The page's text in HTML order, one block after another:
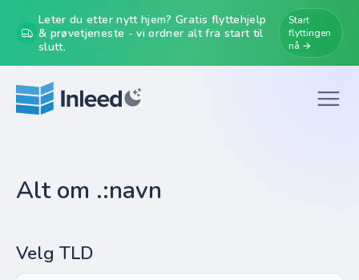
Leter du etter nytt hjem? Gratis flyttehjelp
& prøvetjeneste - vi ordner alt fra start til
slutt.
Start
flyttingen
nå →
Alt om .:navn
Velg TLD